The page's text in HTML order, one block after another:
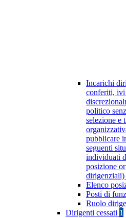
Incarichi
conferiti,
politico
selezione e
pubblicare
seguenti
individuati
posizione
dirigenziali)
Elenco
Posti di
Ruolo
Dirigenti cessati 1